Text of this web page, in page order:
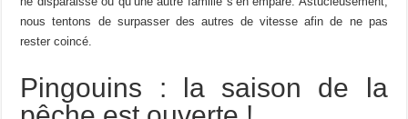
nous tentons de surpasser des autres de vitesse afin de ne pas
rester coincé.
Pingouins : la saison de la